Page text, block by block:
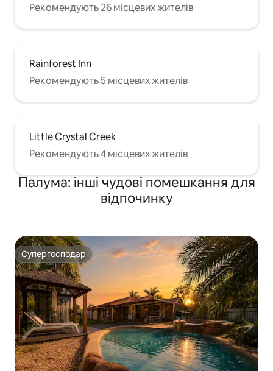
Рекомендують 26 місцевих жителів
Rainforest Inn
Рекомендують 5 місцевих жителів
Little Crystal Creek
Рекомендують 4 місцевих жителів
Палума: інші чудові помешкання для
відпочинку
Супергосподар
Супергосподар